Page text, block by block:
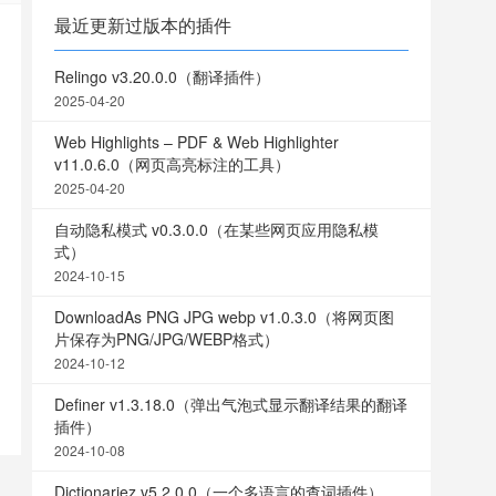
最近更新过版本的插件
Relingo v3.20.0.0（翻译插件）
2025-04-20
Web Highlights – PDF & Web Highlighter
v11.0.6.0（网页高亮标注的工具）
2025-04-20
自动隐私模式 v0.3.0.0（在某些网页应用隐私模
式）
2024-10-15
DownloadAs PNG JPG webp v1.0.3.0（将网页图
片保存为PNG/JPG/WEBP格式）
2024-10-12
Definer v1.3.18.0（弹出气泡式显示翻译结果的翻译
插件）
2024-10-08
Dictionariez v5.2.0.0（一个多语言的查词插件）